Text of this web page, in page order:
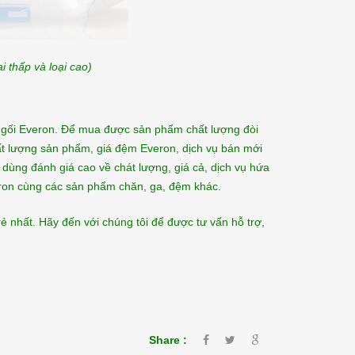
thấp và loại cao)
Everon. Để mua được sản phẩm chất lượng đòi
lượng sản phẩm, giá đệm Everon, dịch vụ bán mới
đánh giá cao về chát lượng, giá cả, dịch vụ hứa
cùng các sản phẩm chăn, ga, đệm khác.
nhất. Hãy đến với chúng tôi để được tư vấn hỗ trợ,
Share :